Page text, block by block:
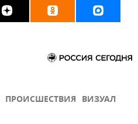
ПРОИСШЕСТВИЯ ВИЗУАЛ